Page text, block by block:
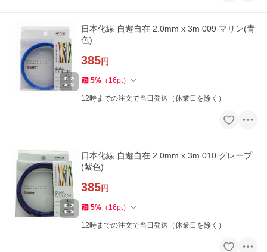
日本化線 自遊自在 2.0mm x 3m 009 マリン(青
色)
385円
5% （ 16pt）
12時までの注文で当日発送（休業日を除く）
日本化線 自遊自在 2.0mm x 3m 010 グレープ
(紫色)
385円
5% （ 16pt）
12時までの注文で当日発送（休業日を除く）